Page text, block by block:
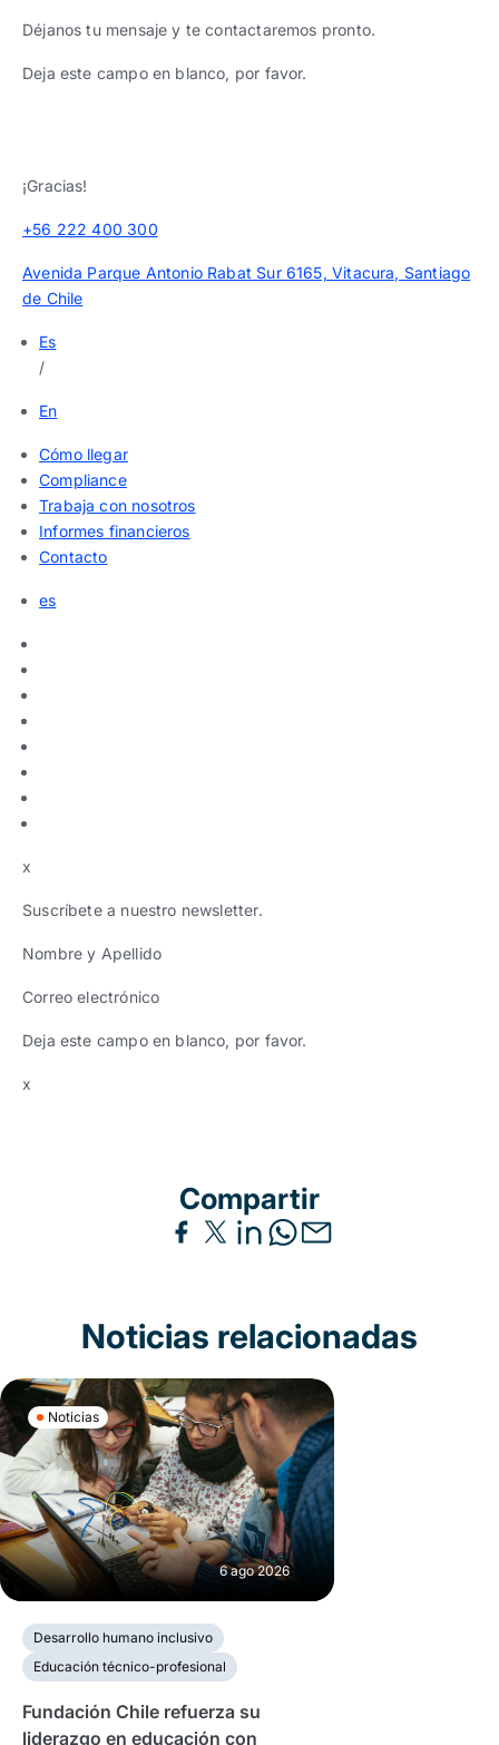
Déjanos tu mensaje y te contactaremos pronto.
Deja este campo en blanco, por favor.
¡Gracias!
+56 222 400 300
Avenida Parque Antonio Rabat Sur 6165, Vitacura, Santiago
de Chile
Es
/
En
Cómo llegar
Compliance
Trabaja con nosotros
Informes financieros
Contacto
es
x
Suscríbete a nuestro newsletter.
Nombre y Apellido
Correo electrónico
Deja este campo en blanco, por favor.
x
Compartir
Noticias relacionadas
Noticias
6 ago 2026
Desarrollo humano inclusivo
Educación técnico-profesional
Fundación Chile refuerza su
liderazgo en educación con